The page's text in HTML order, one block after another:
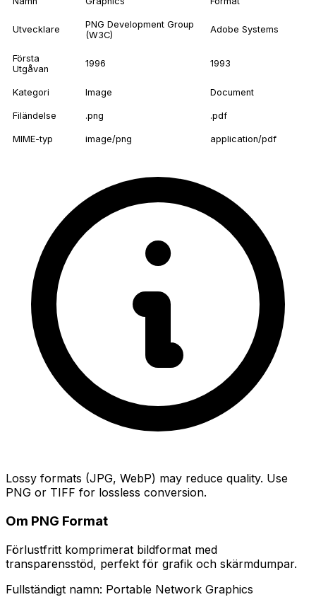
Utvecklare
PNG Development Group
(W3C)
Adobe Systems
Första
Utgåvan
1996 1993
Kategori Image Document
Filändelse .png .pdf
MIME-typ image/png application/pdf
Lossy formats (JPG, WebP) may reduce quality. Use
PNG or TIFF for lossless conversion.
Om PNG Format
Förlustfritt komprimerat bildformat med
transparensstöd, perfekt för grafik och skärmdumpar.
Fullständigt namn: Portable Network Graphics